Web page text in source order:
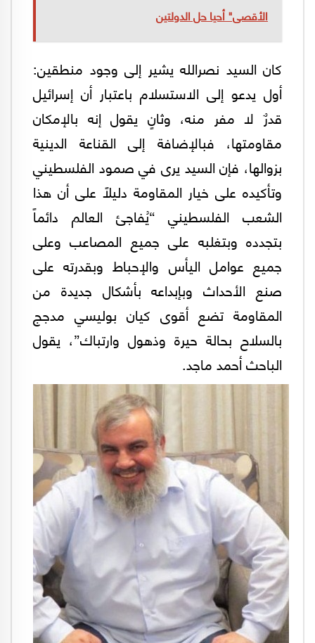
الأقصى" أحيا حل الدولتين
كان السيد نصرالله يشير إلى وجود منطقين:
أول يدعو إلى الاستسلام باعتبار أن إسرائيل
قدرٌ لا مفر منه، وثانٍ يقول إنه بالإمكان
مقاومتها، فبالإضافة إلى القناعة الدينية
بزوالها، فإن السيد يرى في صمود الفلسطيني
وتأكيده على خيار المقاومة دليلًا على أن هذا
الشعب الفلسطيني “يُفاجئ العالم دائماً
بتجدده وبتغلبه على جميع المصاعب وعلى
جميع عوامل اليأس والإحباط وبقدرته على
صنع الأحداث وبإبداعه بأشكال جديدة من
المقاومة تضع أقوى كيان بوليسي مدجج
بالسلاح بحالة حيرة وذهول وارتباك”، يقول
الباحث أحمد ماجد.